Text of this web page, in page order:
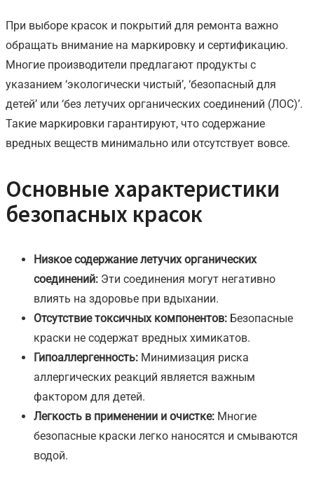
При выборе красок и покрытий для ремонта важно
обращать внимание на маркировку и сертификацию.
Многие производители предлагают продукты с
указанием ‘экологически чистый’, ‘безопасный для
детей’ или ‘без летучих органических соединений (ЛОС)’.
Такие маркировки гарантируют, что содержание
вредных веществ минимально или отсутствует вовсе.
Основные характеристики
безопасных красок
Низкое содержание летучих органических
соединений: Эти соединения могут негативно
влиять на здоровье при вдыхании.
Отсутствие токсичных компонентов: Безопасные
краски не содержат вредных химикатов.
Гипоаллергенность: Минимизация риска
аллергических реакций является важным
фактором для детей.
Легкость в применении и очистке: Многие
безопасные краски легко наносятся и смываются
водой.